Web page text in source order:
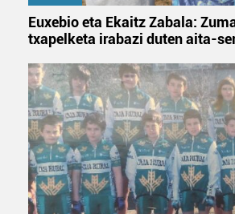
Euxebio eta Ekaitz Zabala:
txapelketa irabazi duten aita-